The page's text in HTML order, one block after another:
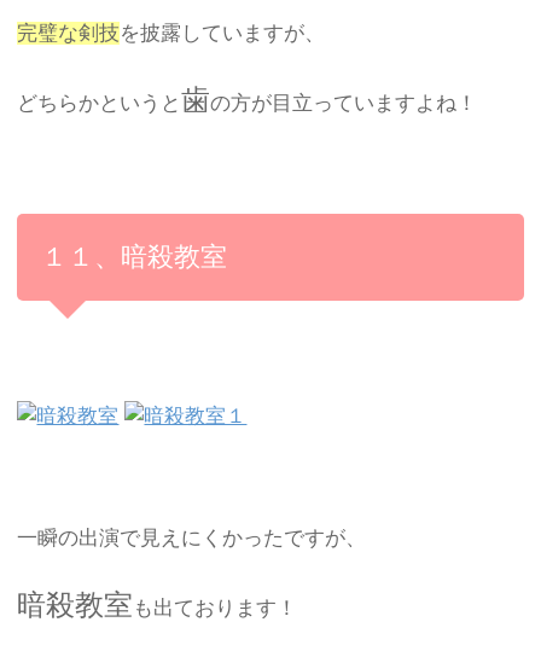
完璧な剣技を披露していますが、
どちらかというと 歯の方が目立っていますよね！
１１、暗殺教室
一瞬の出演で見えにくかったですが、
暗殺教室 も出ております！